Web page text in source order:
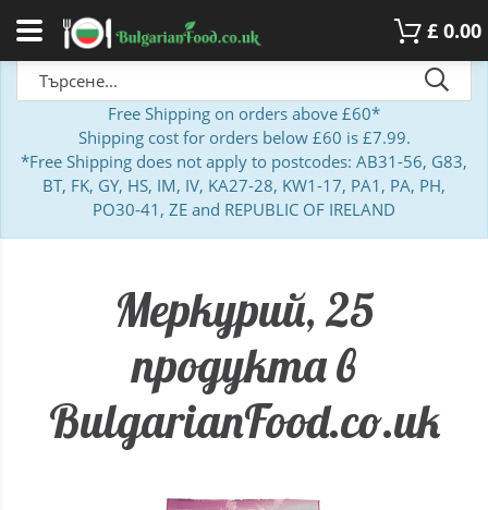
£ 0.00
Free Shipping on orders above £60*
Shipping cost for orders below £60 is £7.99.
*Free Shipping does not apply to postcodes: AB31-56, G83,
BT, FK, GY, HS, IM, IV, KA27-28, KW1-17, PA1, PA, PH,
PO30-41, ZE and REPUBLIC OF IRELAND
Меркурий, 25
продукта в
BulgarianFood.co.uk